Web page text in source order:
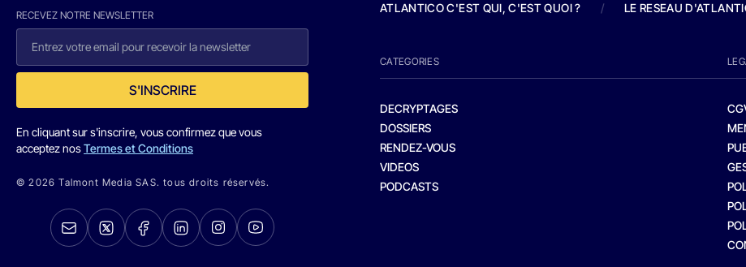
RECEVEZ NOTRE NEWSLETTER
S'INSCRIRE
En cliquant sur s'inscrire, vous confirmez que vous
acceptez nosTermes et Conditions
© 2026 Talmont Media SAS. tous droits réservés.
ATLANTICO C'EST QUI, C'EST QUOI ? / LE RESEAU
CATEGORIES
DECRYPTAGES
DOSSIERS
RENDEZ-VOUS
VIDEOS
PODCASTS